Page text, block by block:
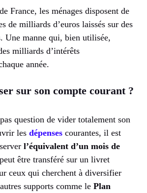
France, les ménages disposent de
de milliards d’euros laissés sur des
Une manne qui, bien utilisée,
milliards d’intérêts
année.
sur son compte courant ?
question de vider totalement son
les dépenses courantes, il est
l’équivalent d’un mois de
être transféré sur un livret
ceux qui cherchent à diversifier
supports comme le Plan